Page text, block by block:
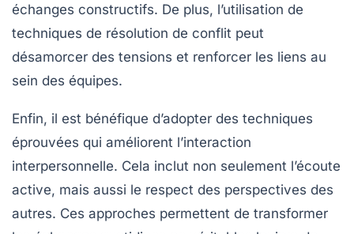
échanges constructifs. De plus, l’utilisation de
techniques de résolution de conflit peut
désamorcer des tensions et renforcer les liens au
sein des équipes.
Enfin, il est bénéfique d’adopter des techniques
éprouvées qui améliorent l’interaction
interpersonnelle. Cela inclut non seulement l’écoute
active, mais aussi le respect des perspectives des
autres. Ces approches permettent de transformer